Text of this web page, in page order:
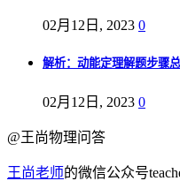
02月12日, 2023 0
解析：动能定理解题步骤
02月12日, 2023 0
@王尚物理问答
王尚老师的微信公众号